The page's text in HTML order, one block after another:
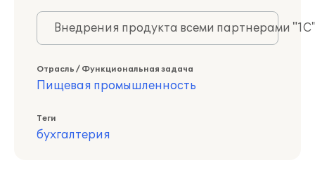
Внедрения продукта всеми партнерами
Отрасль / Функциональная задача
Пищевая промышленность
Теги
бухгалтерия